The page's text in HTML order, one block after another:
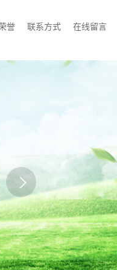
誉 联系方式 在线留言